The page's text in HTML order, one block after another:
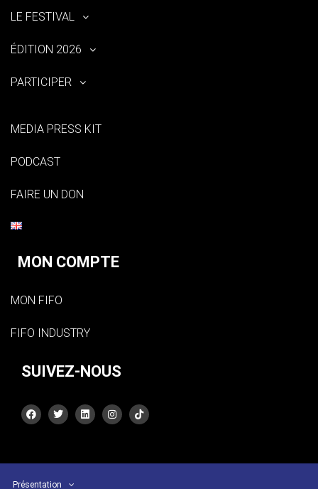
LE FESTIVAL
ÉDITION 2026
PARTICIPER
MEDIA PRESS KIT
PODCAST
FAIRE UN DON
MON COMPTE
MON FIFO
FIFO INDUSTRY
SUIVEZ-NOUS
Présentation